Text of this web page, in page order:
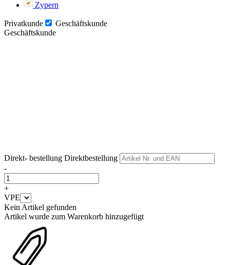
Zypern
Privatkunde
Geschäftskunde
Geschäftskunde
Direkt- bestellung Direktbestellung
-
+
VPE
Kein Artikel gefunden
Artikel wurde zum Warenkorb hinzugefügt